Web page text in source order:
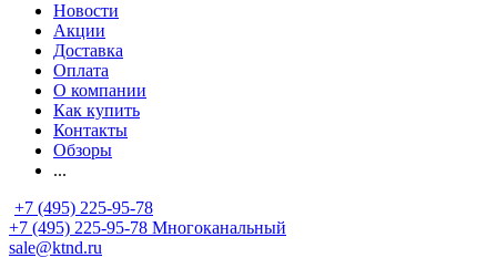
Новости
Акции
Доставка
Оплата
О компании
Как купить
Контакты
Обзоры
...
+7 (495) 225-95-78
+7 (495) 225-95-78 Многоканальный
sale@ktnd.ru